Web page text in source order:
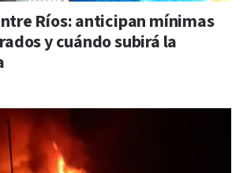
Ríos: anticipan mínimas
y cuándo subirá la